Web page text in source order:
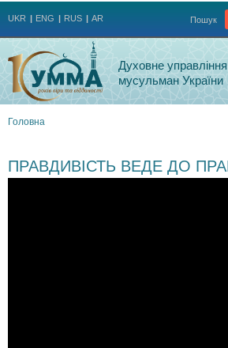
Пошук
UKR ENG RUS AR
Духовне управління
мусульман України
є
Головна
ПРАВДИВІСТЬ ВЕДЕ ДО